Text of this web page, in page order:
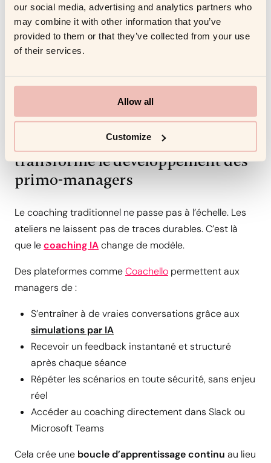
our social media, advertising and analytics partners who
may combine it with other information that you’ve
provided to them or that they’ve collected from your use
of their services.
Allow all
Customize
Répéter dans le temps
— construire la mémoire
comportementale qui résiste à la pression
C’est ainsi que les managers progressent réellement.
avant une vraie réunion augmente considérablement
la clarté, la confiance et l’efficacité du message.
Comment le coaching IA
transforme le développement des
primo-managers
Le coaching traditionnel ne passe pas à l’échelle. Les
ateliers ne laissent pas de traces durables. C’est là
que lecoaching IAchange de modèle.
Des plateformes commeCoachello permettent aux
managers de :
S’entraîner à de vraies conversations grâce aux
simulations par IA
Recevoir un feedback instantané et structuré
après chaque séance
Répéter les scénarios en toute sécurité, sans enjeu
réel
Accéder au coaching directement dans Slack ou
Microsoft Teams
Cela crée une boucle d’apprentissage continu au lieu